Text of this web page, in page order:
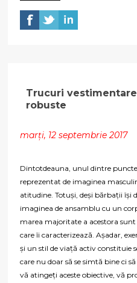
Trucuri
robuste
marți, 12 septembrie 2017
Dintotdeauna, unul dintre
reprezentat de imaginea
atitudine. Totuși, deși bărbații își
imaginea de ansamblu cu un
marea majoritate a acestora
care îi caracterizează. Așadar,
și un stil de viață activ constituie
care nu doar să se simtă bine ci
vă atingeți aceste obiective, vă